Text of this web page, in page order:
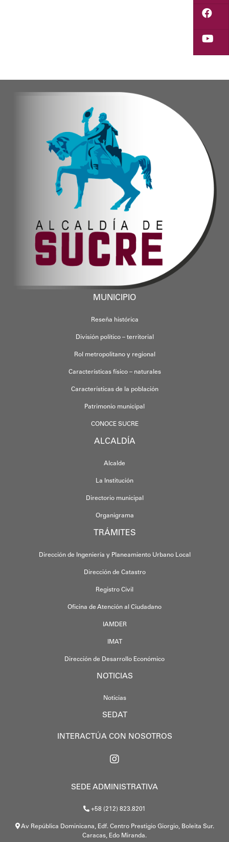
​Por su parte, el gobernador del estado
​"Tenemos un desafío en todo el estado
MUNICIPIO
Reseña histórica
División político – territorial
Rol metropolitano y regional
Características físico – naturales
Características de la población
Patrimonio municipal
CONOCE SUCRE
ALCALDÍA
Alcalde
La Institución
Directorio municipal
Organigrama
TRÁMITES
Dirección de Ingeniería y Planeamiento Urbano Local
Dirección de Catastro
Registro Civil
Oficina de Atención al Ciudadano
IAMDER
IMAT
Dirección de Desarrollo Económico
NOTICIAS
Noticias
SEDAT
INTERACTÚA CON NOSOTROS
SEDE ADMINISTRATIVA
+58 (212) 823.8201
Av República Dominicana, Edf. Centro Prestigio Giorgio, Boleita Sur.
Caracas, Edo Miranda.